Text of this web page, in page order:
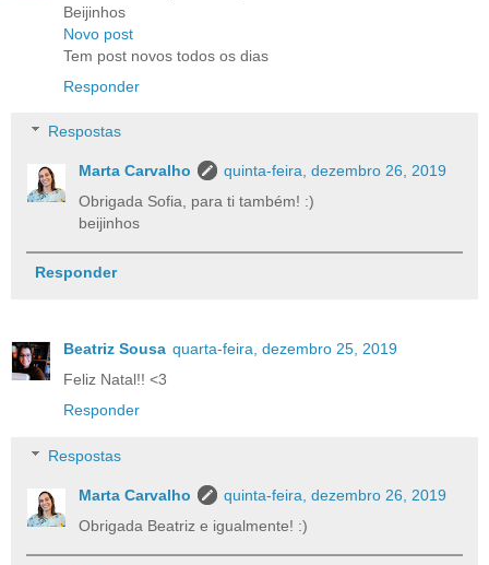
Beijinhos
Novo post
Tem post novos todos os dias
Responder
Respostas
Marta Carvalho
quinta-feira, dezembro 26, 2019
Obrigada Sofia, para ti também! :)
beijinhos
Responder
Beatriz Sousa quarta-feira, dezembro 25, 2019
Feliz Natal!! <3
Responder
Respostas
Marta Carvalho
quinta-feira, dezembro 26, 2019
Obrigada Beatriz e igualmente! :)